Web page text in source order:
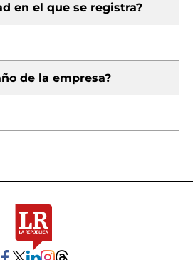
en el que se registra?
de la empresa?